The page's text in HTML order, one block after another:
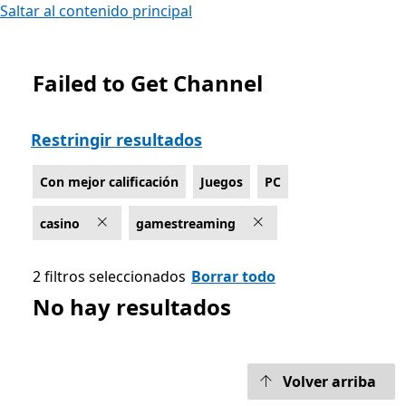
Saltar al contenido principal
Lista Microsoft.com
Failed to Get Channel
Restringir resultados
Con mejor calificación Juegos PC
casino gamestreaming
2 filtros seleccionados Borrar todo
No hay resultados
Volver arriba